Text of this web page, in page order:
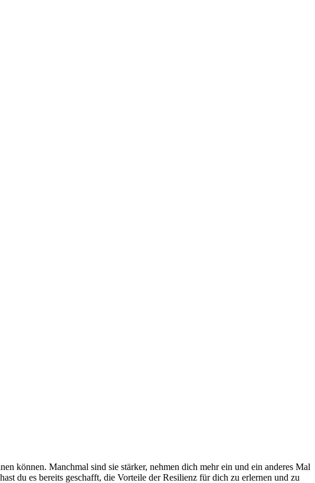
können. Manchmal sind sie stärker, nehmen dich mehr ein und ein anderes Mal
du es bereits geschafft, die Vorteile der Resilienz für dich zu erlernen und zu